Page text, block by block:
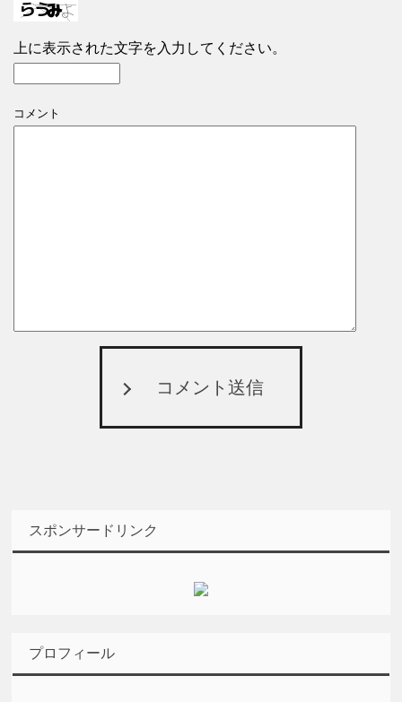
上に表示された文字を入力してください。
コメント
コメント送信
スポンサードリンク
プロフィール